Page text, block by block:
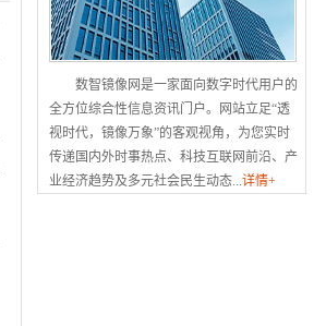
数智镜像网是一家面向数字时代用户的
全方位综合性信息资讯门户。网站立足“透
视时代，镜像万象”的客观视角，为您实时
传递国内外时事热点、科技互联网前沿、产
业经济趋势及多元社会民生动态... 详情+